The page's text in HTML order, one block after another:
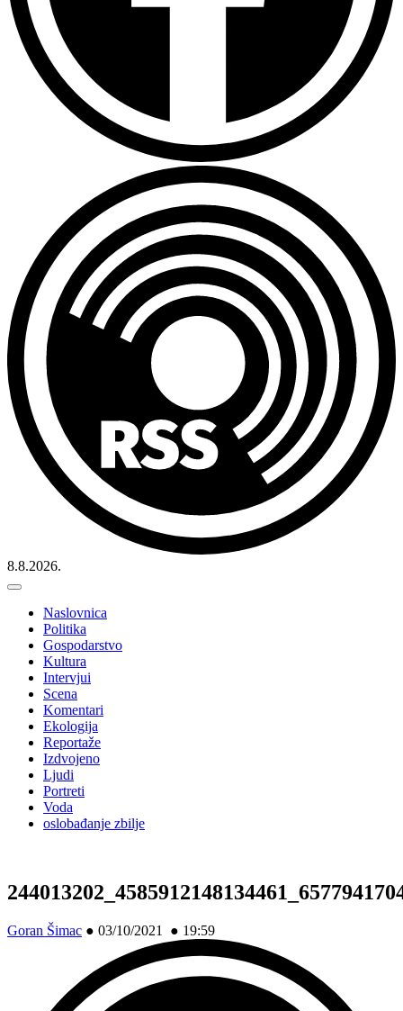
8.8.2026.
Naslovnica
Politika
Gospodarstvo
Kultura
Intervjui
Scena
Komentari
Ekologija
Reportaže
Izdvojeno
Ljudi
Portreti
Voda
oslobađanje zbilje
Goran Šimac ● 03/10/2021 ● 19:59